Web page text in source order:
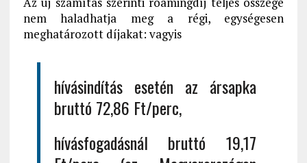
nem haladhatja meg a régi, egységesen
meghatározott díjakat: vagyis
hívásindítás esetén az ársapka
bruttó 72,86 Ft/perc,
hívásfogadásnál bruttó 19,17